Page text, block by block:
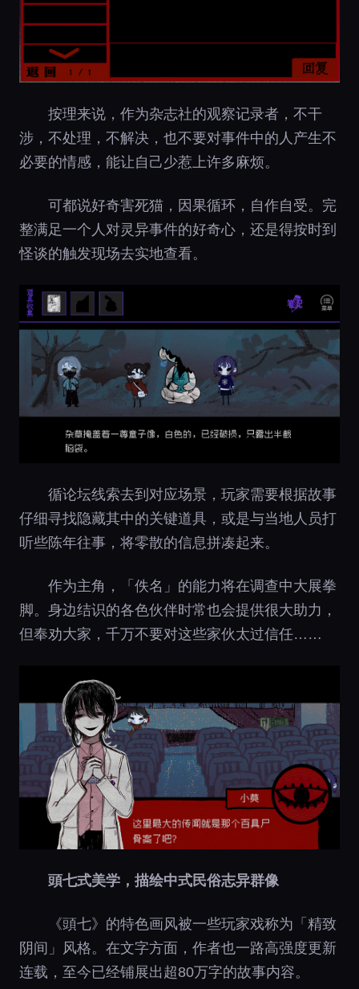
按理来说，作为杂志社的观察记录者，不干
涉，不处理，不解决，也不要对事件中的人产生不
必要的情感，能让自己少惹上许多麻烦。
可都说好奇害死猫，因果循环，自作自受。完
整满足一个人对灵异事件的好奇心，还是得按时到
怪谈的触发现场去实地查看。
循论坛线索去到对应场景，玩家需要根据故事
仔细寻找隐藏其中的关键道具，或是与当地人员打
听些陈年往事，将零散的信息拼凑起来。
作为主角，「佚名」的能力将在调查中大展拳
脚。身边结识的各色伙伴时常也会提供很大助力，
但奉劝大家，千万不要对这些家伙太过信任……
頭七式美学，描绘中式民俗志异群像
《頭七》的特色画风被一些玩家戏称为「精致
阴间」风格。在文字方面，作者也一路高强度更新
连载，至今已经铺展出超80万字的故事内容。